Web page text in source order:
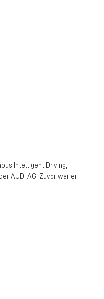
Intelligent Driving,
AUDI AG. Zuvor war er